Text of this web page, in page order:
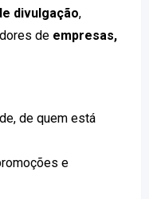
divulgação,
de empresas,
de quem está
e